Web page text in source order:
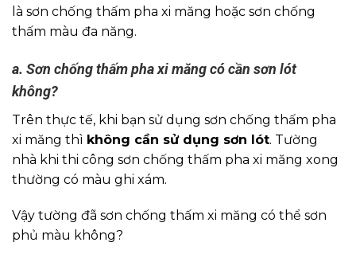
là sơn chống thấm pha xi măng hoặc sơn chống
thấm màu đa năng.
a. Sơn chống thấm pha xi măng có cần sơn lót
không?
Trên thực tế, khi bạn sử dụng sơn chống thấm pha
xi măng thì không cần sử dụng sơn lót. Tường
nhà khi thi công sơn chống thấm pha xi măng xong
thường có màu ghi xám.
Vậy tường đã sơn chống thấm xi măng có thể sơn
phủ màu không?